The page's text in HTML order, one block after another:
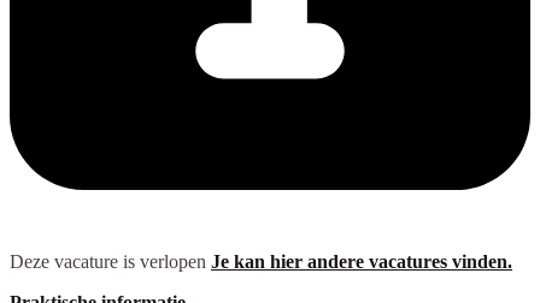
Deze vacature is verlopen Je kan hier andere vacatures vinden.